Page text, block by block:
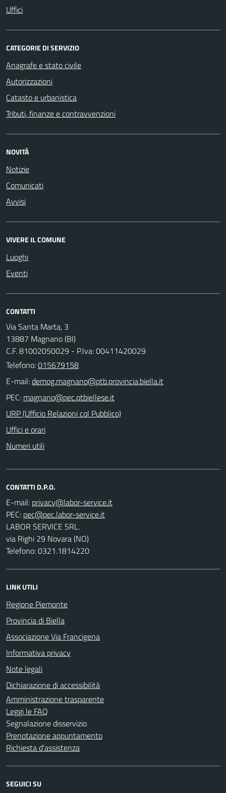
Uffici
CATEGORIE DI SERVIZIO
Anagrafe e stato civile
Autorizzazioni
Catasto e urbanistica
Tributi, finanze e contravvenzioni
NOVITÀ
Notizie
Comunicati
Avvisi
VIVERE IL COMUNE
Luoghi
Eventi
CONTATTI
Via Santa Marta, 3
13887 Magnano (BI)
C.F. 81002050029 - P.Iva: 00411420029
Telefono:015679158
E-mail:
PEC:
URP (Ufficio Relazioni col Pubblico)
Uffici e orari
Numeri utili
CONTATTI D.P.O.
E-mail:
PEC:
LABOR SERVICE SRL.
via Righi 29 Novara (NO)
Telefono: 0321.1814220
LINK UTILI
Regione Piemonte
Provincia di Biella
Associazione Via Francigena
Informativa privacy
Note legali
Dichiarazione di accessibilità
Amministrazione trasparente
Leggi le FAQ
Segnalazione disservizio
Prenotazione appuntamento
Richiesta d'assistenza
SEGUICI SU